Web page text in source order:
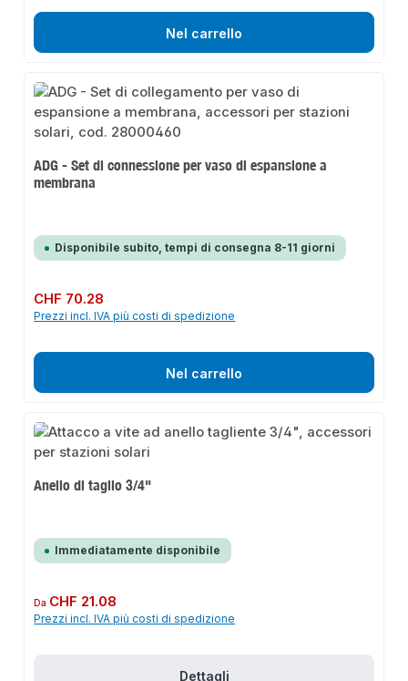
Nel carrello
ADG - Set di connessione per vaso di espansione a
membrana
Disponibile subito, tempi di consegna 8-11 giorni
Prezzo normale:
CHF 70.28
Prezzi incl. IVA più costi di spedizione
Nel carrello
Anello di taglio 3/4"
Immediatamente disponibile
Prezzo normale:
Da CHF 21.08
Prezzi incl. IVA più costi di spedizione
Dettagli